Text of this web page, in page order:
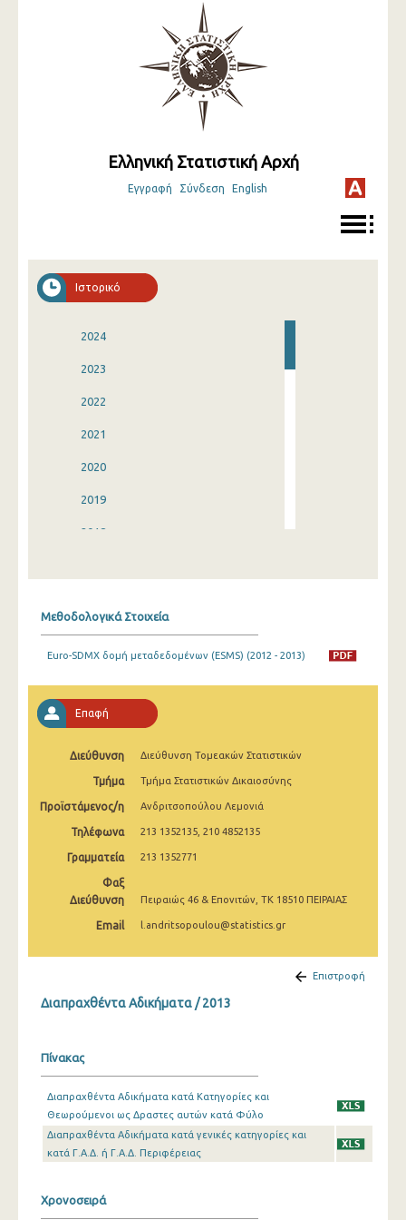
Ελληνική Στατιστική Αρχή
Εγγραφή Σύνδεση English
Ιστορικό
2024
2023
2022
2021
2020
2019
2018
2014
2012
2011
2009
2008
2007
2006
2005
2002
2000
1999
Μεθοδολογικά Στοιχεία
Euro-SDMX δομή μεταδεδομένων (ESMS) (2012 - 2013)
Επαφή
Διεύθυνση Διεύθυνση Τομεακών Στατιστικών
Τμήμα Τμήμα Στατιστικών Δικαιοσύνης
Προϊστάμενος/η Ανδριτσοπούλου Λεμονιά
Τηλέφωνα 213 1352135, 210 4852135
Γραμματεία 213 1352771
Φαξ
Διεύθυνση
Πειραιώς 46 & Επονιτών, ΤΚ 18510 ΠΕΙΡΑΙΑΣ
Email l.andritsopoulou@statistics.gr
Επιστροφή
Διαπραχθέντα Αδικήματα / 2013
Πίνακας
Διαπραχθέντα Αδικήματα κατά Κατηγορίες και
Θεωρούμενοι ως Δραστες αυτών κατά Φύλο
Διαπραχθέντα Αδικήματα κατά γενικές κατηγορίες και
κατά Γ.Α.Δ. ή Γ.Α.Δ. Περιφέρειας
Χρονοσειρά